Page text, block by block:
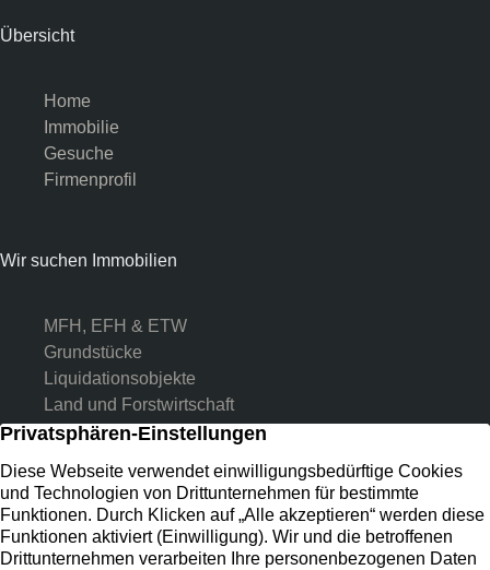
Übersicht
Home
Immobilie
Gesuche
Firmenprofil
Wir suchen Immobilien
MFH, EFH & ETW
Grundstücke
Liquidationsobjekte
Land und Forstwirtschaft
Kontakt
Preussenstr. 31